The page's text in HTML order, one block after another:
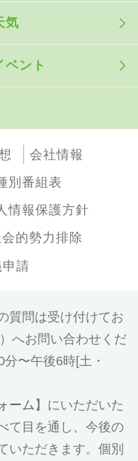
気
ベント
会社情報
別番組表
情報保護方針
会的勢力排除
請
質問は受け付けてお
へお問い合わせくだ
〜午後6時[土・
ーム】にいただいた
て目を通し、今後の
いただきます。個別